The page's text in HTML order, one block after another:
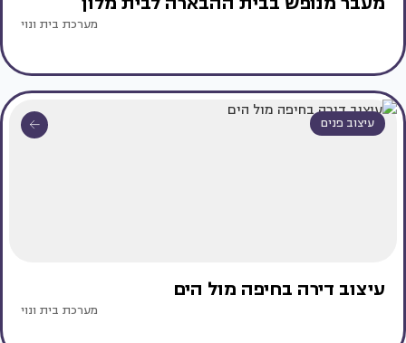
מערכת בית ונוי
עיצוב פנים
עיצוב דירה בחיפה מול הים
מערכת בית ונוי